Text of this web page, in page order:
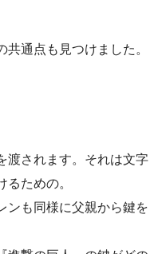
通点も見つけました。
されます。それは文字
ための。
も同様に父親から鍵を